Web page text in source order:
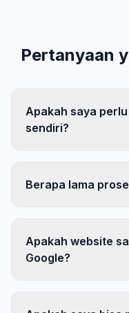
Pertanyaan
Apakah saya
sendiri?
Berapa lama
Apakah website
Google?